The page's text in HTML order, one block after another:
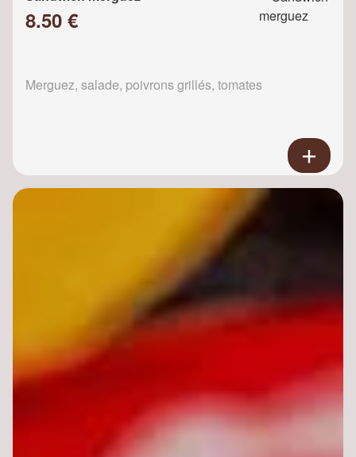
8.50 €
Merguez, salade, poivrons grillés, tomates